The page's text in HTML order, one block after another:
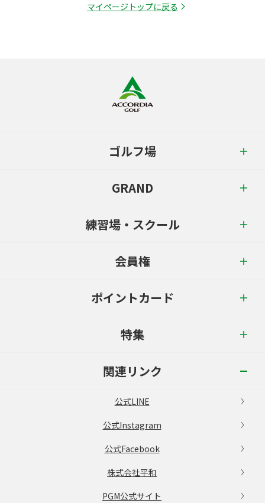
マイページトップに戻る
ゴルフ場
GRAND
練習場・スクール
会員権
ポイントカード
特集
関連リンク
公式LINE
公式Instagram
公式Facebook
株式会社平和
PGM公式サイト